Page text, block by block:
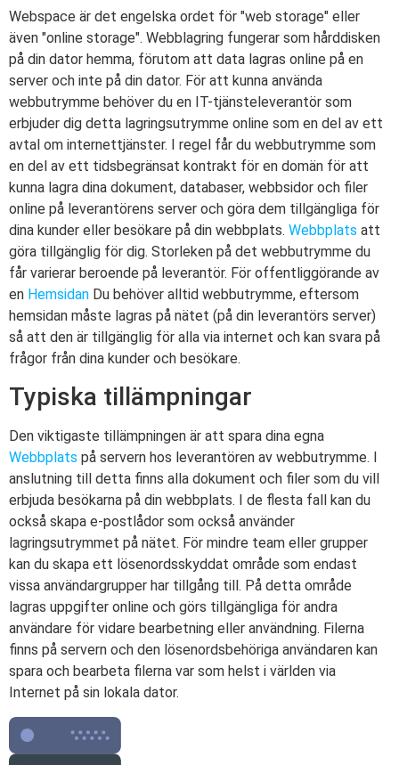
Webspace är det engelska ordet för "web storage" eller
även "online storage". Webblagring fungerar som hårddisken
på din dator hemma, förutom att data lagras online på en
server och inte på din dator. För att kunna använda
webbutrymme behöver du en IT-tjänsteleverantör som
erbjuder dig detta lagringsutrymme online som en del av ett
avtal om internettjänster. I regel får du webbutrymme som
en del av ett tidsbegränsat kontrakt för en domän för att
kunna lagra dina dokument, databaser, webbsidor och filer
online på leverantörens server och göra dem tillgängliga för
dina kunder eller besökare på din webbplats. Webbplats att
göra tillgänglig för dig. Storleken på det webbutrymme du
får varierar beroende på leverantör. För offentliggörande av
en Hemsidan Du behöver alltid webbutrymme, eftersom
hemsidan måste lagras på nätet (på din leverantörs server)
så att den är tillgänglig för alla via internet och kan svara på
frågor från dina kunder och besökare.
Typiska tillämpningar
Den viktigaste tillämpningen är att spara dina egna
Webbplats på servern hos leverantören av webbutrymme. I
anslutning till detta finns alla dokument och filer som du vill
erbjuda besökarna på din webbplats. I de flesta fall kan du
också skapa e-postlådor som också använder
lagringsutrymmet på nätet. För mindre team eller grupper
kan du skapa ett lösenordsskyddat område som endast
vissa användargrupper har tillgång till. På detta område
lagras uppgifter online och görs tillgängliga för andra
användare för vidare bearbetning eller användning. Filerna
finns på servern och den lösenordsbehöriga användaren kan
spara och bearbeta filerna var som helst i världen via
Internet på sin lokala dator.